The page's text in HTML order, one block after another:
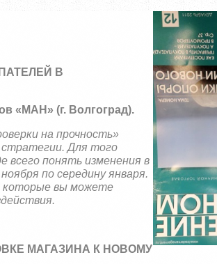
В
«МАН» (г. Волгоград).
на прочность»
стратегии. Для того
всего понять изменения в
по середину января.
которые вы можете
МАГАЗИНА К НОВОМУ